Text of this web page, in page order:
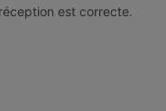
est correcte.